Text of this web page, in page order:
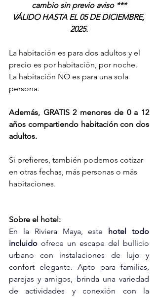
cambio sin previo aviso ***
VÁLIDO HASTA EL 05 DE DICIEMBRE,
2025.
La habitación es para dos adultos y el
precio es por habitación, por noche.
La habitación NO es para una sola
persona.
Además, GRATIS 2 menores de 0 a 12
años compartiendo habitación con dos
adultos.
Si prefieres, también podemos cotizar
en otras fechas, más personas o más
habitaciones.
Sobre el hotel:
En la Riviera Maya, este hotel todo
incluido ofrece un escape del bullicio
urbano con instalaciones de lujo y
confort elegante. Apto para familias,
parejas y amigos, brinda una variedad
de actividades y conexión con la